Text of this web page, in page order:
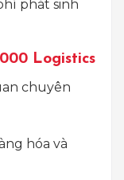
phát sinh
Logistics
chuyên
hóa và